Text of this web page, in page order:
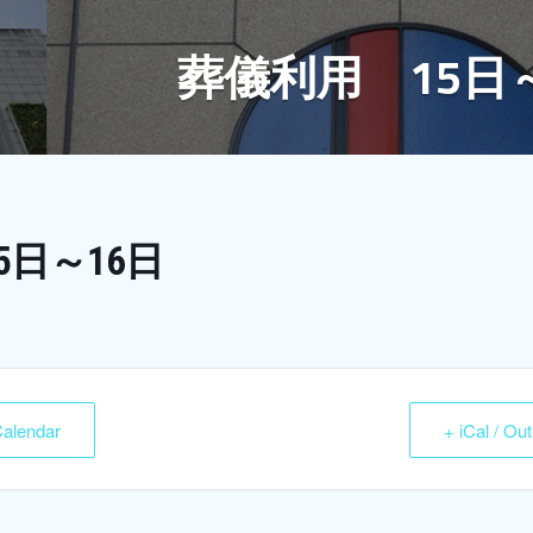
葬儀利用 15日
～16日
+ iCal /